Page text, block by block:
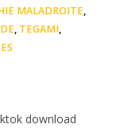
MALADROITE,
, TEGAMI,
download